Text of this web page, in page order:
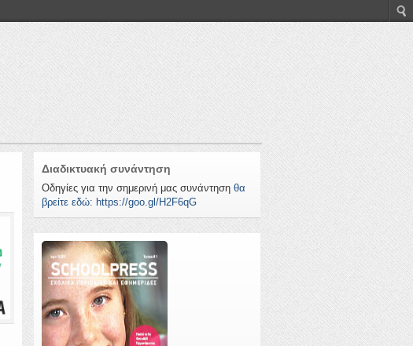
Διαδικτυακή συνάντηση
Οδηγίες για την σημερινή μας συνάντηση θα
βρείτε εδώ: https://goo.gl/H2F6qG